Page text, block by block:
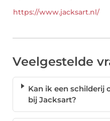
https://www.jacksart.nl/
Veelgestelde
Kan ik een schilderij
bij Jacksart?